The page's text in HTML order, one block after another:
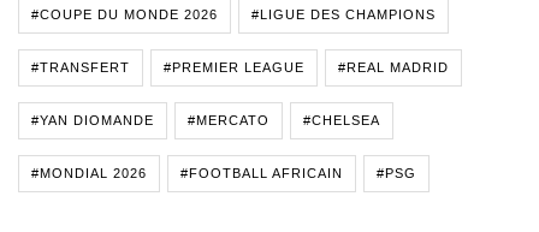
#COUPE DU MONDE 2026 #LIGUE DES CHAMPIONS
#TRANSFERT #PREMIER LEAGUE #REAL MADRID
#YAN DIOMANDE #MERCATO #CHELSEA
#MONDIAL 2026 #FOOTBALL AFRICAIN #PSG